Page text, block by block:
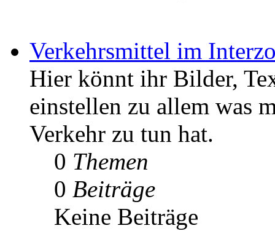
Verkehrsmittel im
Hier könnt ihr Bilder,
einstellen zu allem was
Verkehr zu tun hat.
0 Themen
0 Beiträge
Keine Beiträge